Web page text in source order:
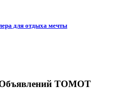
для отдыха мечты
Объявлений ТОМОТ